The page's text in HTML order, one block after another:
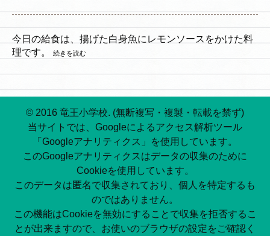
今日の給食は、揚げた白身魚にレモンソースをかけた料
理です。
続きを読む
© 2016 竜王小学校. (無断複写・複製・転載を禁ず)
当サイトでは、Googleによるアクセス解析ツール
「Googleアナリティクス」を使用しています。
このGoogleアナリティクスはデータの収集のために
Cookieを使用しています。
このデータは匿名で収集されており、個人を特定するも
のではありません。
この機能はCookieを無効にすることで収集を拒否するこ
とが出来ますので、お使いのブラウザの設定をご確認く